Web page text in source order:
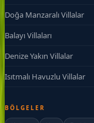
Doğa Manzaralı Villalar
Balayı Villaları
Denize Yakın Villalar
Isıtmalı Havuzlu Villalar
BÖLGELER